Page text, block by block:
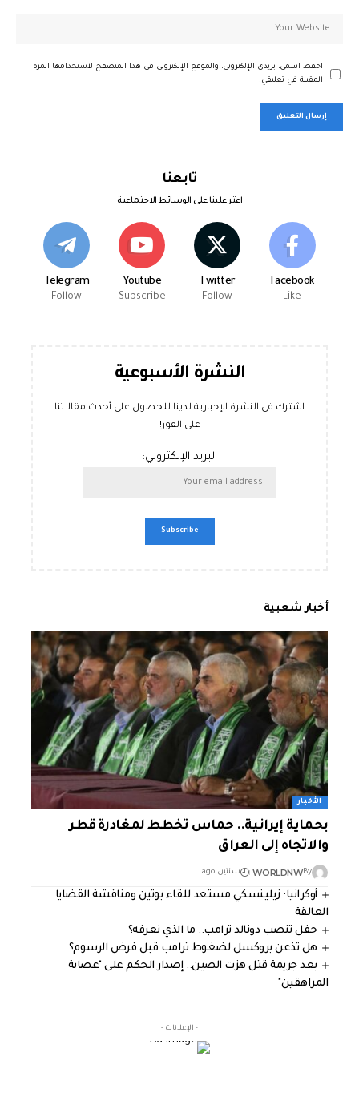
احفظ اسمي، بريدي الإلكتروني، والموقع الإلكتروني في هذا المتصفح لاستخدامها المرة
المقبلة في تعليقي.
تابعنا
اعثر علينا على الوسائط الاجتماعية
Facebook
Like
Twitter
Follow
Youtube
Subscribe
Telegram
Follow
النشرة الأسبوعية
اشترك في النشرة الإخبارية لدينا للحصول على أحدث مقالاتنا
على الفور!
البريد الإلكتروني:
أخبار شعبية
الأخبار
بحماية إيرانية.. حماس تخطط لمغادرة قطر
والاتجاه إلى العراق
By
WORLDNW سنتين ago
أوكرانيا: زيلينسكي مستعد للقاء بوتين ومناقشة القضايا
العالقة
حفل تنصب دونالد ترامب.. ما الذي نعرفه؟
هل تذعن بروكسل لضغوط ترامب قبل فرض الرسوم؟
بعد جريمة قتل هزت الصين.. إصدار الحكم على "عصابة
المراهقين"
- الإعلانات -